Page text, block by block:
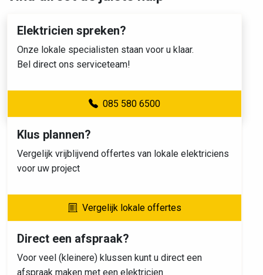
Elektricien spreken?
Onze lokale specialisten staan voor u klaar.
Bel direct ons serviceteam!
085 580 6500
Klus plannen?
Vergelijk vrijblijvend offertes van lokale elektriciens
voor uw project
Vergelijk lokale offertes
Direct een afspraak?
Voor veel (kleinere) klussen kunt u direct een
afspraak maken met een elektricien